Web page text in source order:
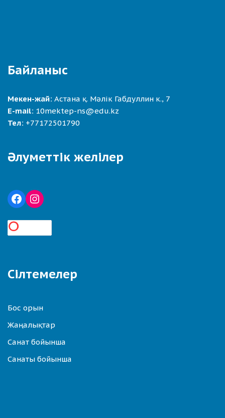
Байланыс
Мекен-жай: Астана қ. Мәлік Габдуллин к., 7
E-mail: 10mektep-ns@edu.kz
Тел: +77172501790
Әлуметтік желілер
Сілтемелер
Бос орын
Жаңалықтар
Санат бойынша
Санаты бойынша